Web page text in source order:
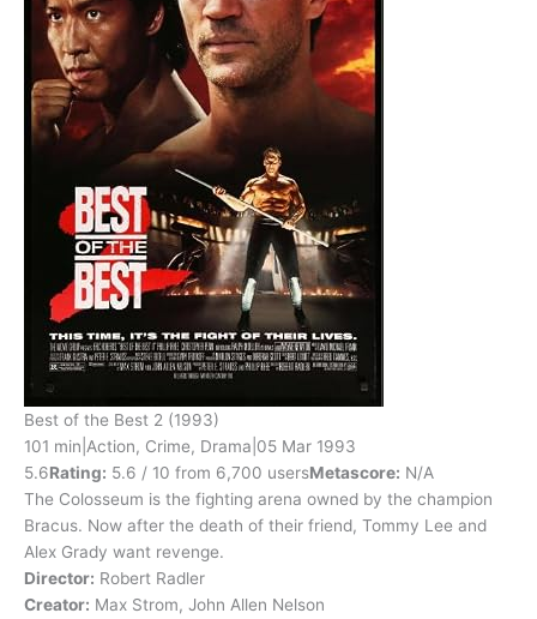
Kaset
Film
Best of the Best 2 (1993)
101 min Action, Crime, Drama 05 Mar 1993
5.6Rating: 5.6 / 10 from 6,700 usersMetascore: N/A
The Colosseum is the fighting arena owned by the champion
Bracus. Now after the death of their friend, Tommy Lee and
Alex Grady want revenge.
Director: Robert Radler
Creator: Max Strom, John Allen Nelson